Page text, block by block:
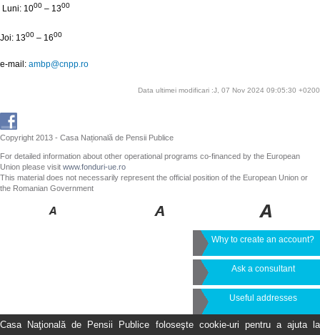
Luni: 1000 – 1300
Joi: 1300 – 1600
e-mail: ambp@cnpp.ro
Data ultimei modificari :J, 07 Nov 2024 09:05:30 +0200
Copyright 2013 - Casa Națională de Pensii Publice
For detailed information about other operational programs co-financed by the European
Union please visit www.fonduri-ue.ro
This material does not necessarily represent the official position of the European Union or
the Romanian Government
Why to create an account?
Ask a consultant
Useful addresses
Casa Naţională de Pensii Publice foloseşte cookie-uri pentru a ajuta la